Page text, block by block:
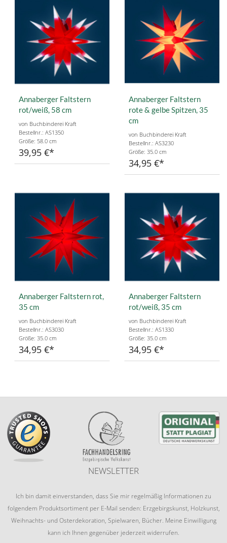
Annaberger Faltstern
rot/weiß, 58 cm
von Buchbinderei Kraft
Bestellnr.: AS1350
Größe: 58.0 cm
39,95 €
Annaberger Faltstern
rote & gelbe Spitzen, 35
cm
von Buchbinderei Kraft
Bestellnr.: AS3230
Größe: 35.0 cm
34,95 €
Annaberger Faltstern rot,
35 cm
von Buchbinderei Kraft
Bestellnr.: AS3030
Größe: 35.0 cm
34,95 €
Annaberger Faltstern
rot/weiß, 35 cm
von Buchbinderei Kraft
Bestellnr.: AS1330
Größe: 35.0 cm
34,95 €
NEWSLETTER
Ich bin damit einverstanden, dass Sie mir regelmäßig Informationen zu
folgendem Produktsortiment per E-Mail senden: Erzgebirgskunst, Holzkunst,
Weihnachts- und Osterdekoration, Spielwaren, Bücher. Meine Einwilligung
kann ich Ihnen gegenüber jederzeit widerrufen.